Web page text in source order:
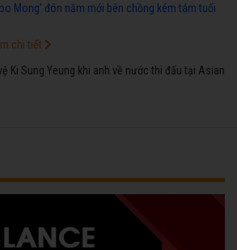
Mong' đón năm mới bên chồng kém tám tuổi
Ki Sung Yeung khi anh về nước thi đấu tại Asian
chi tiết